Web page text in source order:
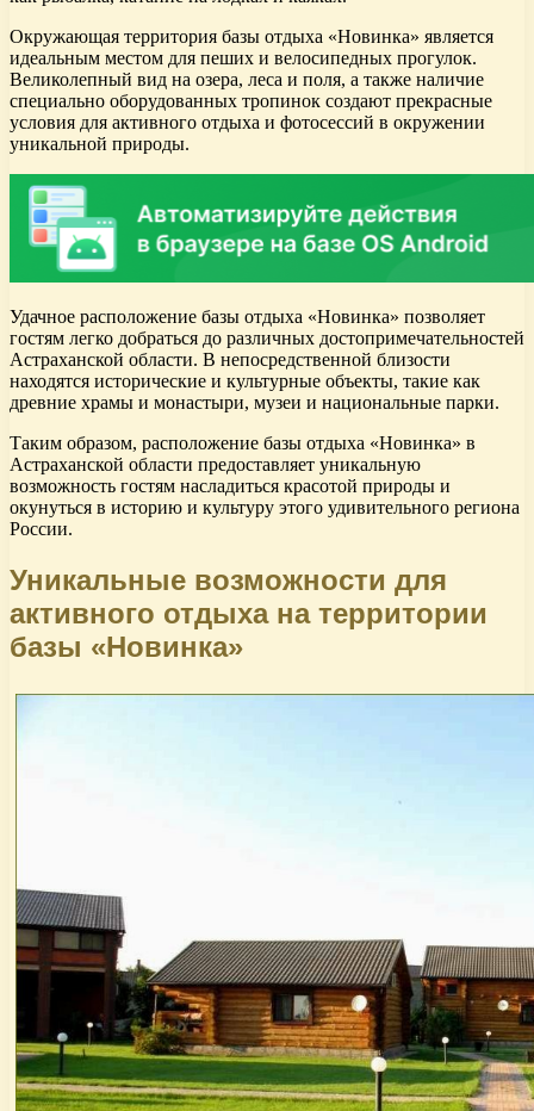
Окружающая территория базы отдыха «Новинка» является
идеальным местом для пеших и велосипедных прогулок.
Великолепный вид на озера, леса и поля, а также наличие
специально оборудованных тропинок создают прекрасные
условия для активного отдыха и фотосессий в окружении
уникальной природы.
Удачное расположение базы отдыха «Новинка» позволяет
гостям легко добраться до различных достопримечательностей
Астраханской области. В непосредственной близости
находятся исторические и культурные объекты, такие как
древние храмы и монастыри, музеи и национальные парки.
Таким образом, расположение базы отдыха «Новинка» в
Астраханской области предоставляет уникальную
возможность гостям насладиться красотой природы и
окунуться в историю и культуру этого удивительного региона
России.
Уникальные возможности для
активного отдыха на территории
базы «Новинка»